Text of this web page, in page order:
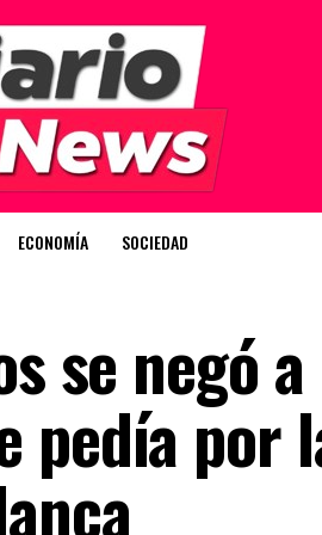
ECONOMÍA SOCIEDAD
se negó a
pedía por